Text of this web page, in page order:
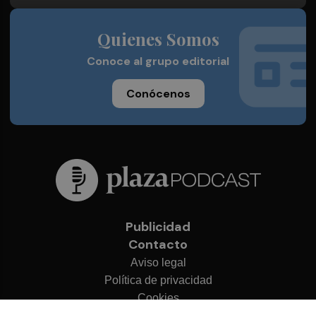
Quienes Somos
Conoce al grupo editorial
Conócenos
Publicidad
Contacto
Aviso legal
Política de privacidad
Cookies